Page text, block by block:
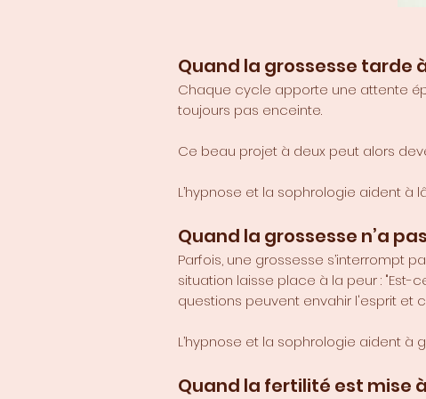
Quand la grossesse tarde
Chaque cycle apporte une attente
toujours pas enceinte.
Ce beau projet à deux peut alors
L’hypnose et la sophrologie aident
Quand la grossesse n’a
Parfois, une grossesse s’interrompt
situation laisse place à la peur :
questions peuvent envahir l'esprit et
L’hypnose et la sophrologie aident à
Quand la fertilité est mise